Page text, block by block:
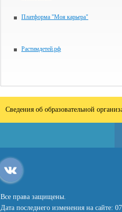
Платформа "Моя карьера"
Растимдетей.рф
Сведения об образовательной
Все права защищены.
Дата последнего изменения на сайте: